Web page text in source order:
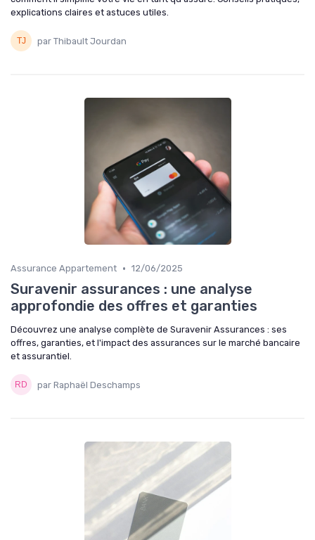
explications claires et astuces utiles.
par Thibault Jourdan
Assurance Appartement • 12/06/2025
Suravenir assurances : une analyse
approfondie des offres et garanties
Découvrez une analyse complète de Suravenir Assurances : ses
offres, garanties, et l'impact des assurances sur le marché bancaire
et assurantiel.
par Raphaël Deschamps